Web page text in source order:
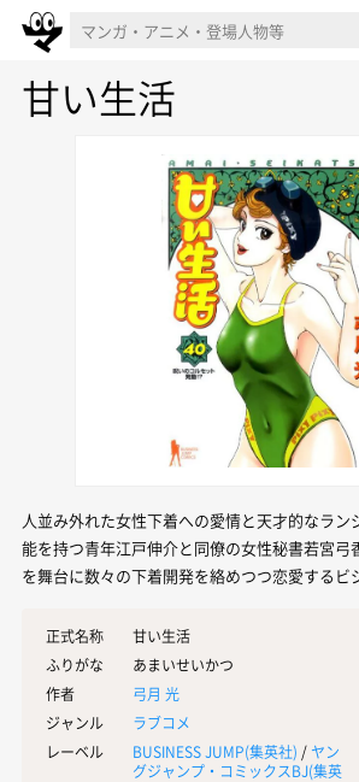
甘い生活
人並み外れた女性下着への愛情と天才的なラン
能を持つ青年江戸伸介と同僚の女性秘書若宮弓
を舞台に数々の下着開発を絡めつつ恋愛するビ
正式名称
甘い生活
ふりがな
あまいせいかつ
作者
弓月 光
ジャンル
ラブコメ
レーベル
BUSINESS JUMP(集英社) / ヤン
グジャンプ・コミックスBJ(集英